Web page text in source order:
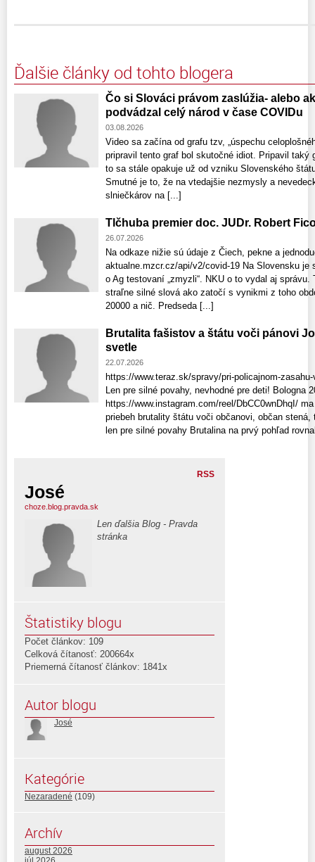
Ďalšie články od tohto blogera
Čo si Slováci právom zaslúžia- alebo
podvádzal celý národ v čase COVIDu
03.08.2026
Video sa začína od grafu tzv, „úspechu
pripravil tento graf bol skutočné idiot. Pripavil taký
to sa stále opakuje už od vzniku Slovenského
Smutné je to, že na vtedajšie nezmysly a
slniečkárov na [...]
Tlčhuba premier doc. JUDr. Robert
26.07.2026
Na odkaze nižie sú údaje z Čiech, pekne a
aktualne.mzcr.cz/api/v2/covid-19 Na Slovensku je
o Ag testovaní „zmyzli“. NKU o to vydal aj
straľne silné slová ako zatočí s vynikmi z toho
20000 a nič. Predseda [...]
Brutalita fašistov a štátu voči pánovi
svetle
22.07.2026
https://www.teraz.sk/spravy/pri-policajnom-
Len pre silné povahy, nevhodné pre deti! Bologna
https://www.instagram.com/reel/DbCC0wnDhqI/
priebeh brutality štátu voči občanovi, občan
len pre silné povahy Brutalina na prvý pohľad
RSS
José
choze.blog.pravda.sk
Len ďalšia Blog - Pravda
stránka
Štatistiky blogu
Počet článkov: 109
Celková čítanosť: 200664x
Priemerná čítanosť článkov: 1841x
Autor blogu
José
Kategórie
Nezaradené (109)
Archív
august 2026